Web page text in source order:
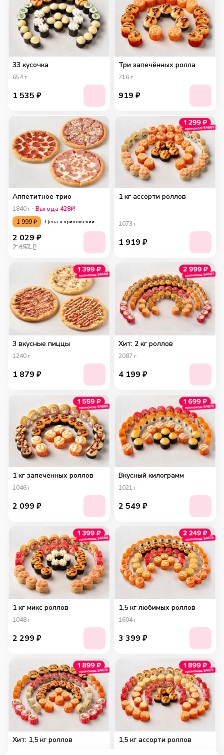
33 кусочка
654г
1 535 ₽
Три запечённых ролла
716 г
919 ₽
Аппетитное трио
1840 г
Выгода 428₽!
1 999₽ Цена в приложении
2 029 ₽
2 457 ₽
1 кг ассорти роллов
1073 г
1 919 ₽
3 вкусные пиццы
1240 г
1 879 ₽
Хит: 2 кг роллов
2087 г
4 199 ₽
1 кг запечённых роллов
1046 г
2 099 ₽
Вкусный килограмм
1021 г
2 549 ₽
1 кг микс роллов
1048 г
2 299 ₽
1,5 кг любимых роллов
1604г
3 399 ₽
Хит: 1,5 кг роллов 1,5 кг ассорти роллов